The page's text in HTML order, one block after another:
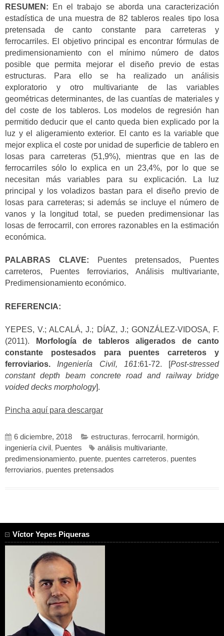
RESUMEN: En el trabajo se aborda una caracterización
estadística de una muestra de 82 tableros reales tipo losa
pretensada de canto constante para carreteras y
ferrocarriles. El objetivo principal es encontrar fórmulas de
predimensionamiento con el mínimo número de datos
posible que permita mejorar el diseño previo de estas
estructuras. Para ello se ha realizado un análisis
exploratorio y otro multivariante de las variables
geométricas determinantes, de las cuantías de materiales y
del coste de los tableros. Los modelos de regresión han
permitido deducir que el canto queda bien explicado por la
luz y el aligeramiento exterior. El canto es la variable que
mejor explica el coste por unidad de superficie de tablero en
losas para carreteras (51,9%), mientras que en las de
ferrocarriles sólo lo explica en un 23,4%, por lo que se
necesitan más variables para su explicación. La luz
principal y los voladizos bastan para el diseño previo de
losas para carreteras; si además se incluye el número de
vanos y la longitud total, se pueden predimensionar las
losas de ferrocarril, con errores razonables en la estimación
económica.
PALABRAS CLAVE:
Puentes pretensados, Puentes
carreteros, Puentes ferroviarios, Análisis multivariante,
Predimensionamiento económico.
REFERENCIA:
YEPES, V.; ALCALÁ, J.; DÍAZ, J.; GONZÁLEZ-VIDOSA, F.
(2011).
Morfología de tableros aligerados de canto
constante postesados para puentes carreteros y
ferroviarios. Ingeniería Civil, 161:61-72. [Post-stressed
constant depth beam concrete road and railway bridge
voided decks morphology].
Pincha aquí para descargar
6 diciembre, 2018 estructuras, ferrocarril , hormigón,
ingeniería civil , Puentes análisis multivariante,
predimensionamiento, puente, puentes carreteros, puentes
ferroviarios, puentes pretensados
Víctor Yepes Piqueras